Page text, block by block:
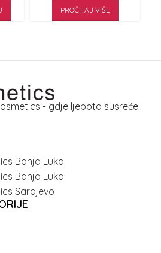
PROČITAJ VIŠE
- gdje ljepota susreće
Banja Luka
Banja Luka
Sarajevo